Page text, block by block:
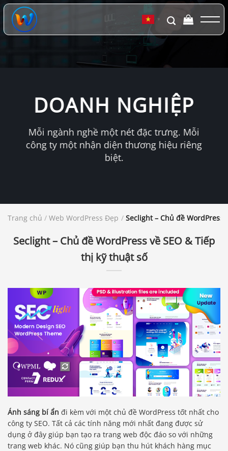
Chuyển
đến
dung
▼
DOANH NGHIỆP
Mỗi ngành nghề một nét đặc trưng. Mỗi
công ty một nhận diện thương hiệu riêng
biệt.
Trang chủ / Web WordPress Đẹp / Seclight – Chủ đề WordPress
Seclight – Chủ đề WordPress về SEO & Tiếp
thị kỹ thuật số
Ánh sáng bí ẩn đi kèm với một chủ đề WordPress tốt nhất cho
công ty SEO. Tất cả các tính năng mới nhất đang được sử
dụng ở đây giúp bạn tạo ra trang web độc đáo so với những
trang web khác. Nó cũng giúp bạn thu hút khách hàng mục